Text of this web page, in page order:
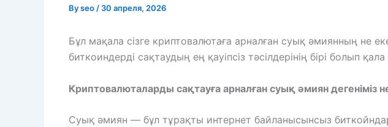
Byseo / 30 апреля, 2026
Бұл мақала сізге криптовалютаға арналған суық әмиянның не
биткоиндерді сақтаудың ең қауіпсіз тәсілдерінің бірі болып
Криптовалюталарды сақтауға арналған суық әмиян дегеніміз
Суық әмиян — бұл тұрақты интернет байланысынсыз